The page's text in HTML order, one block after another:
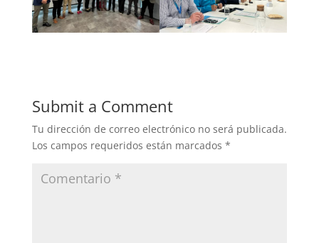
Submit a Comment
Tu dirección de correo electrónico no será publicada.
Los campos requeridos están marcados *